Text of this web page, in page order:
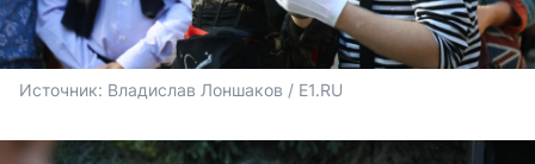
Источник: Владислав Лоншаков / E1.RU